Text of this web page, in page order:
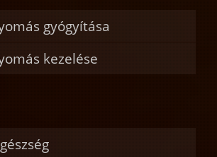
gyógyítása
kezelése